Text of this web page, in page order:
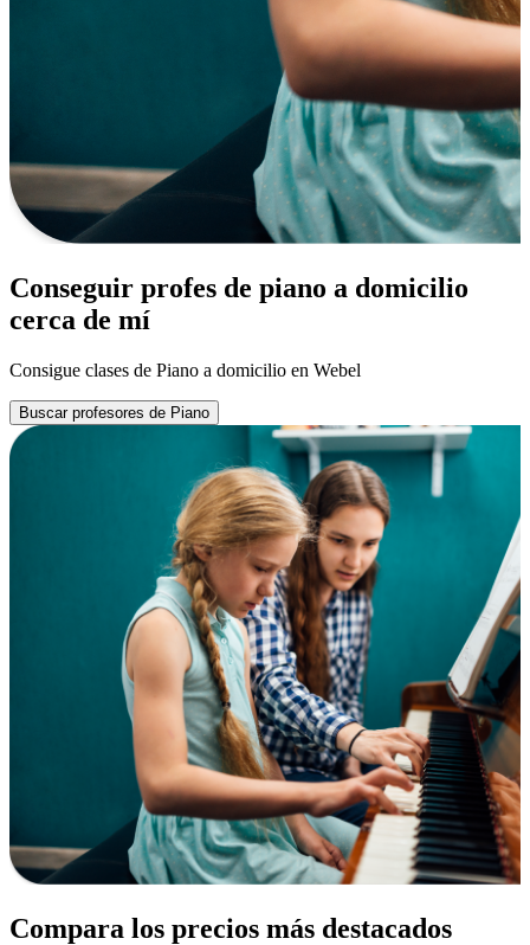
Conseguir profes de piano a domicilio
cerca de mí
Consigue clases de Piano a domicilio en Webel
Buscar profesores de Piano
Compara los precios más destacados